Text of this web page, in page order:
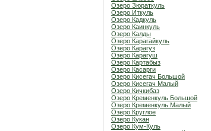
Озеро Зюраткуль
Озеро Иткуль
Озеро Кадкуль
Озеро Каинкуль
Озеро Калды
Озеро Карагайкуль
Озеро Карагуз
Озеро Карагуш
Озеро Картабыз
Озеро Касарги
Озеро Кисегач Большой
Озеро Кисегач Малый
Озеро Кичкибаз
Озеро Кременкуль Большой
Озеро Кременкуль Малый
Озеро Круглое
Озеро Кукан
Озеро Кум-Куль